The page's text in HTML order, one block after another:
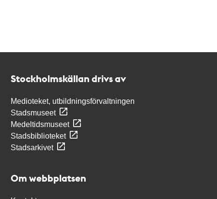
Stockholmskällan drivs av
Medioteket, utbildningsförvaltningen
Stadsmuseet
Medeltidsmuseet
Stadsbiblioteket
Stadsarkivet
Om webbplatsen